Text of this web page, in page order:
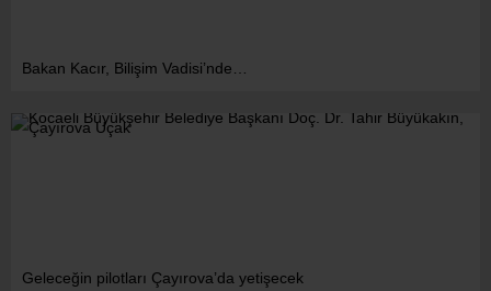
Bakan Kacır, Bilişim Vadisi’nde…
Geleceğin pilotları Çayırova’da yetişecek